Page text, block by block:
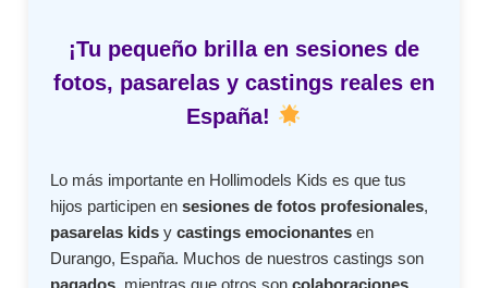
¡Tu pequeño brilla en sesiones de
fotos, pasarelas y castings reales en
España!
Lo más importante en Hollimodels Kids es que tus
hijos participen ensesiones de fotos profesionales,
pasarelas kids ycastings emocionantes en
Durango, España. Muchos de nuestros castings son